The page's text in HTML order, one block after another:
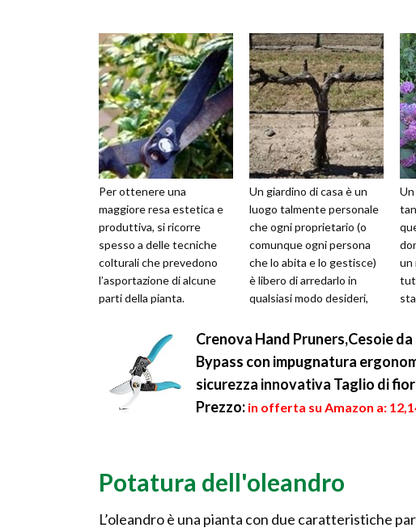
Per ottenere una
maggiore resa estetica e
produttiva, si ricorre
spesso a delle tecniche
colturali che prevedono
l’asportazione di alcune
parti della pianta.
vegetali, come ...
Un giardino di casa è un
luogo talmente personale
che ogni proprietario (o
comunque ogni persona
che lo abita e lo gestisce)
è libero di arredarlo in
qualsiasi modo desideri,
un
Crenova Hand Pruners,Cesoie
Bypass con impugnatura
sicurezza innovativa Taglio di
Prezzo: in offerta su Amazon a:
Potatura dell'oleandro
L’oleandro è una pianta con due caratteristiche